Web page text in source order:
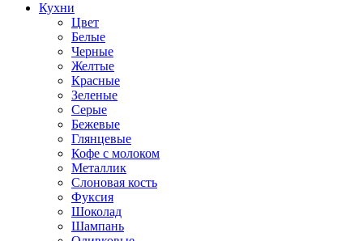
Кухни
Цвет
Белые
Черные
Желтые
Красные
Зеленые
Серые
Бежевые
Глянцевые
Кофе с молоком
Металлик
Слоновая кость
Фуксия
Шоколад
Шампань